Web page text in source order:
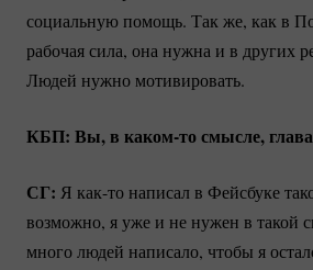
социальную помощь. Так же, как в
рабочая сила, она нужна и в других
Людей нужно мотивировать.
КБП: Вы, в каком-тосмысле,
СГ: Я как-тонаписал в Фейсбуке
возможно, я уже и не нужен в такой
много людей написало, чтобы я